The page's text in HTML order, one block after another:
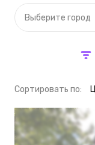
Выберите город
Cортировать по: